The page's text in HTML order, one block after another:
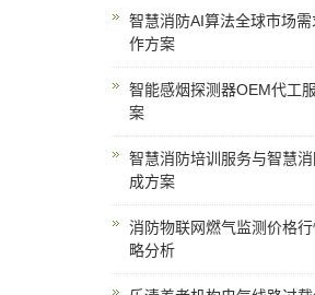
智慧消防AI算法全球市场
作方案
智能感烟探测器OEM代工
案
智慧消防培训服务与智慧
成方案
消防物联网燃气监测价格
略分析